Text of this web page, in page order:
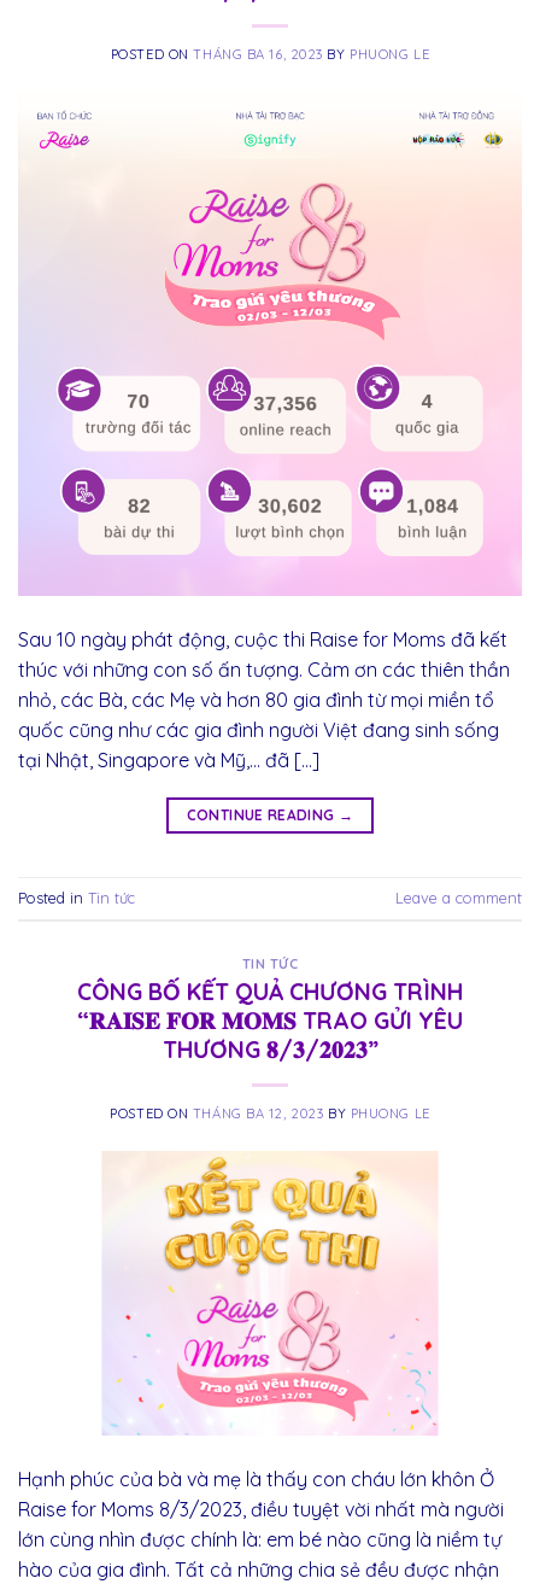
POSTED ONTHÁNG BA 16, 2023 BY PHUONG LE
Sau 10 ngày phát động, cuộc thi Raise for Moms đã kết
thúc với những con số ấn tượng. Cảm ơn các thiên thần
nhỏ, các Bà, các Mẹ và hơn 80 gia đình từ mọi miền tổ
quốc cũng như các gia đình người Việt đang sinh sống
tại Nhật, Singapore và Mỹ,… đã […]
CONTINUE READING →
Posted in Tin tức Leave a comment
TIN TỨC
CÔNG BỐ KẾT QUẢ CHƯƠNG TRÌNH
“𝐑𝐀𝐈𝐒𝐄 𝐅𝐎𝐑 𝐌𝐎𝐌𝐒 TRAO GỬI YÊU
THƯƠNG 𝟖/𝟑/𝟐𝟎𝟐𝟑”
POSTED ON THÁNG BA 12, 2023 BY PHUONG LE
Hạnh phúc của bà và mẹ là thấy con cháu lớn khôn Ở
Raise for Moms 8/3/2023, điều tuyệt vời nhất mà người
lớn cùng nhìn được chính là: em bé nào cũng là niềm tự
hào của gia đình. Tất cả những chia sẻ đều được nhận